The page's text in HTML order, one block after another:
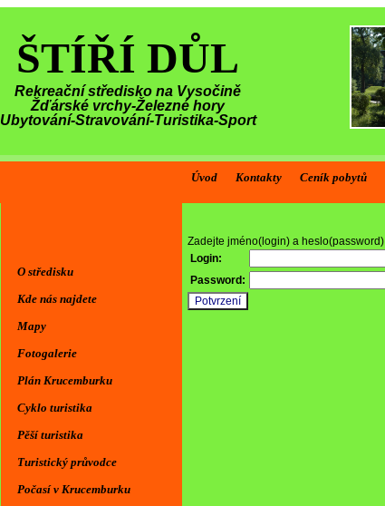
ŠTÍŘÍ DŮL
Rekreační středisko na Vysočině
Žďárské vrchy-Železné hory
Ubytování-Stravování-Turistika-Sport
Úvod Kontakty Ceník pobytů
Zadejte jméno(login) a heslo(password)
Login:
Password:
O středisku
Kde nás najdete
Mapy
Fotogalerie
Plán Krucemburku
Cyklo turistika
Pěší turistika
Turistický průvodce
Počasí v Krucemburku